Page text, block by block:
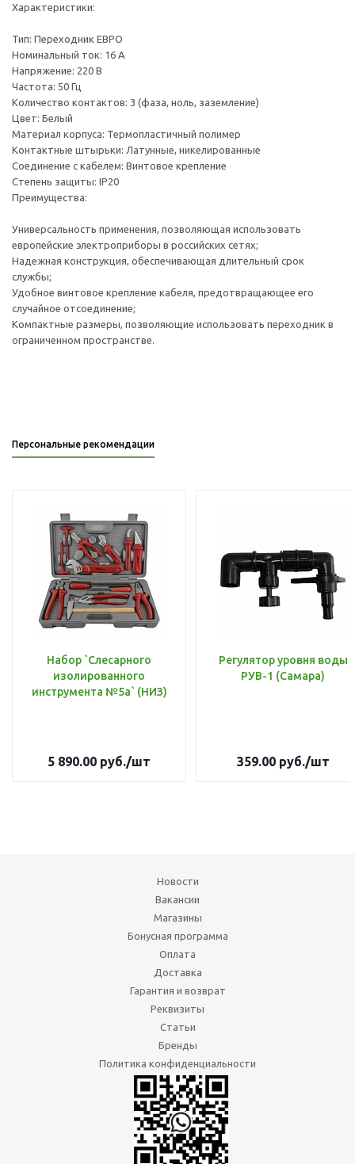
Характеристики:
Тип: Переходник ЕВРО
Номинальный ток: 16 А
Напряжение: 220 В
Частота: 50 Гц
Количество контактов: 3 (фаза, ноль, заземление)
Цвет: Белый
Материал корпуса: Термопластичный полимер
Контактные штырьки: Латунные, никелированные
Соединение с кабелем: Винтовое крепление
Степень защиты: IP20
Преимущества:
Универсальность применения, позволяющая использовать
европейские электроприборы в российских сетях;
Надежная конструкция, обеспечивающая длительный срок
службы;
Удобное винтовое крепление кабеля, предотвращающее его
случайное отсоединение;
Компактные размеры, позволяющие использовать переходник в
ограниченном пространстве.
Персональные рекомендации
Набор `Слесарного
изолированного
инструмента №5а` (НИЗ)
5 890.00 руб./шт
Регулятор уровня воды
РУВ-1 (Самара)
359.00руб./шт
Новости
Вакансии
Магазины
Бонусная программа
Оплата
Доставка
Гарантия и возврат
Реквизиты
Статьи
Бренды
Политика конфиденциальности